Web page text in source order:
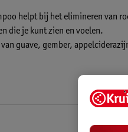
helpt bij het elimineren van
die je kunt zien en voelen.
van guave, gember,